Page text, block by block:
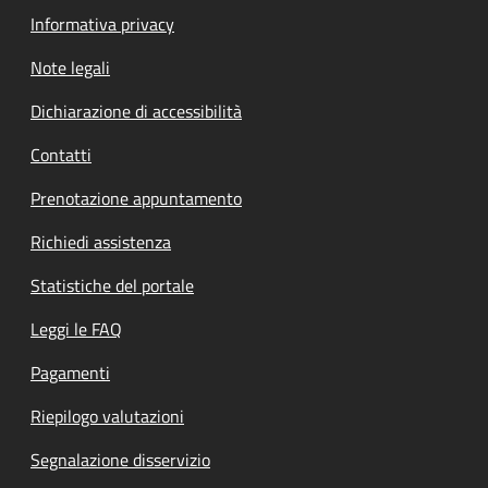
Informativa privacy
Note legali
Dichiarazione di accessibilità
Contatti
Prenotazione appuntamento
Richiedi assistenza
Statistiche del portale
Leggi le FAQ
Pagamenti
Riepilogo valutazioni
Segnalazione disservizio